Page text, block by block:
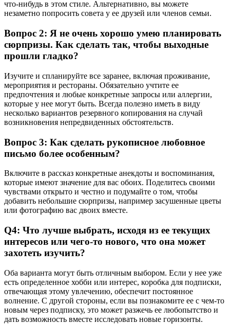
что-нибудь в этом стиле. Альтернативно, вы можете
незаметно попросить совета у ее друзей или членов семьи.
Вопрос 2: Я не очень хорошо умею планировать
сюрпризы. Как сделать так, чтобы выходные
прошли гладко?
Изучите и спланируйте все заранее, включая проживание,
мероприятия и рестораны. Обязательно учтите ее
предпочтения и любые конкретные запросы или аллергии,
которые у нее могут быть. Всегда полезно иметь в виду
несколько вариантов резервного копирования на случай
возникновения непредвиденных обстоятельств.
Вопрос 3: Как сделать рукописное любовное
письмо более особенным?
Включите в рассказ конкретные анекдоты и воспоминания,
которые имеют значение для вас обоих. Поделитесь своими
чувствами открыто и честно и подумайте о том, чтобы
добавить небольшие сюрпризы, например засушенные цветы
или фотографию вас двоих вместе.
Q4: Что лучше выбрать, исходя из ее текущих
интересов или чего-то нового, что она может
захотеть изучить?
Оба варианта могут быть отличным выбором. Если у нее уже
есть определенное хобби или интерес, коробка для подписки,
отвечающая этому увлечению, обеспечит постоянное
волнение. С другой стороны, если вы познакомите ее с чем-то
новым через подписку, это может разжечь ее любопытство и
дать возможность вместе исследовать новые горизонты.